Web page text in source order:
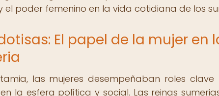
poder femenino en la vida cotidiana de los
El papel de la mujer en
las mujeres desempeñaban roles
la esfera política y social. Las reinas